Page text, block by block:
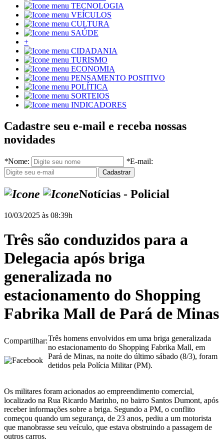
TECNOLOGIA
VEÍCULOS
CULTURA
SAÚDE
+
CIDADANIA
TURISMO
ECONOMIA
PENSAMENTO POSITIVO
POLÍTICA
SORTEIOS
INDICADORES
Cadastre seu e-mail e receba nossas
novidades
*Nome: *E-mail:
Notícias - Policial
10/03/2025 às 08:39h
Três são conduzidos para a
Delegacia após briga
generalizada no
estacionamento do Shopping
Fabrika Mall de Pará de Minas
Compartilhar:Três homens envolvidos em uma briga generalizada
no estacionamento do Shopping Fabrika Mall, em
Pará de Minas, na noite do último sábado (8/3), foram
detidos pela Polícia Militar (PM).
Os militares foram acionados ao empreendimento comercial,
localizado na Rua Ricardo Marinho, no bairro Santos Dumont, após
receber informações sobre a briga. Segundo a PM, o conflito
começou quando um segurança, de 23 anos, pediu a um motorista
que manobrasse seu veículo, que estava obstruindo a passagem de
outros carros.